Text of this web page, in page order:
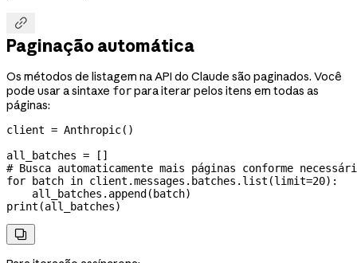

Paginação automática
Os métodos de listagem na API do Claude são paginados. Você
pode usar a sintaxe forpara iterar pelos itens em todas as
páginas:
client = Anthropic()
all_batches = []
# Busca automaticamente mais páginas conforme
for batch in client.messages.batches.list(limit=20):
    all_batches.append(batch)
print (all_batches)
